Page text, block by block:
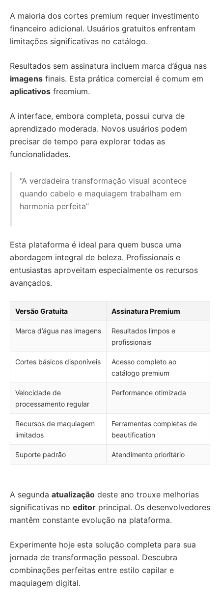
A maioria dos cortes premium requer investimento
financeiro adicional. Usuários gratuitos enfrentam
limitações significativas no catálogo.
Resultados sem assinatura incluem marca d’água nas
imagens finais. Esta prática comercial é comum em
aplicativos freemium.
A interface, embora completa, possui curva de
aprendizado moderada. Novos usuários podem
precisar de tempo para explorar todas as
funcionalidades.
“A verdadeira transformação visual acontece
quando cabelo e maquiagem trabalham em
harmonia perfeita”
Esta plataforma é ideal para quem busca uma
abordagem integral de beleza. Profissionais e
entusiastas aproveitam especialmente os recursos
avançados.
Versão Gratuita Assinatura Premium
Marca d’água nas imagens
Resultados limpos e
profissionais
Cortes básicos disponíveis
Acesso completo ao
catálogo premium
Velocidade de
processamento regular
Performance otimizada
Recursos de maquiagem
limitados
Ferramentas completas de
beautification
Suporte padrão Atendimento prioritário
A segunda atualização deste ano trouxe melhorias
significativas no editor principal. Os desenvolvedores
mantêm constante evolução na plataforma.
Experimente hoje esta solução completa para sua
jornada de transformação pessoal. Descubra
combinações perfeitas entre estilo capilar e
maquiagem digital.